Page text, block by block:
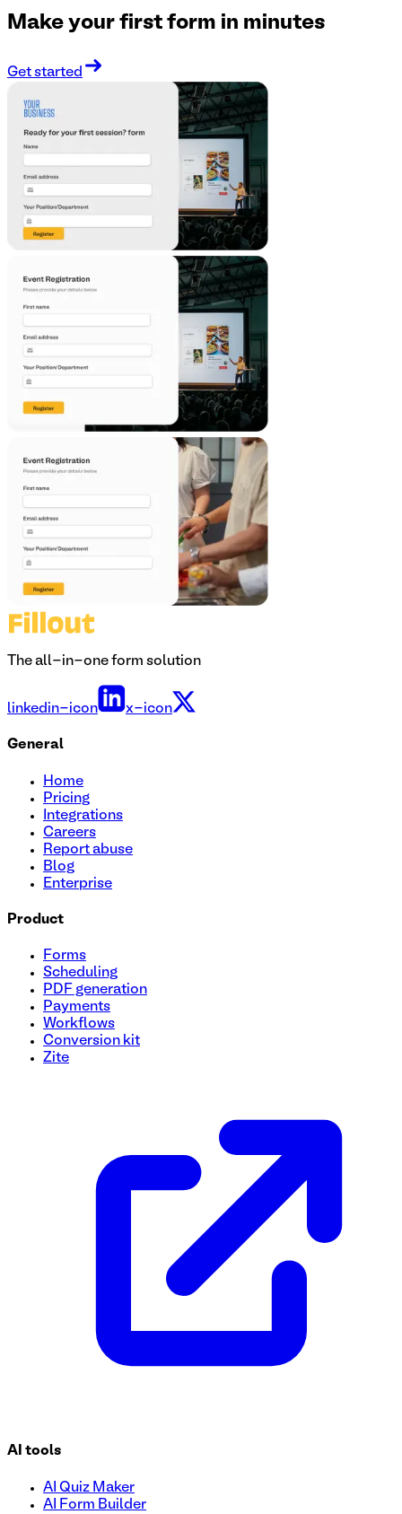
Créez un processus transparent pour recruter des affiliés
des informations essentielles telles que les données
Make your first form in minutes
Get started
The all-in-one form solution
linkedin-icon x-icon
General
Home
Pricing
Integrations
Careers
Report abuse
Blog
Enterprise
Product
Forms
Scheduling
PDF generation
Payments
Workflows
Conversion kit
Zite
AI tools
AI Quiz Maker
AI Form Builder